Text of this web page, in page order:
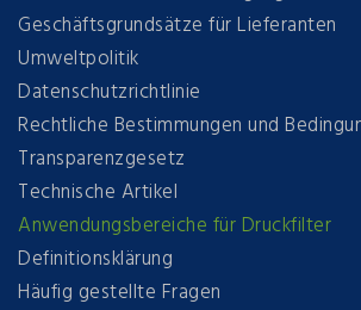
Geschäftsgrundsätze für Lieferanten
Umweltpolitik
Datenschutzrichtlinie
Rechtliche Bestimmungen und
Transparenzgesetz
Technische Artikel
Anwendungsbereiche für Druckfilter
Definitionsklärung
Häufig gestellte Fragen